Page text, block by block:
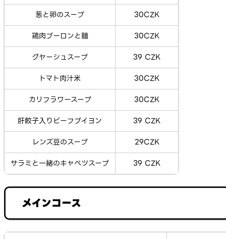
葱と卵のスープ
30CZK
鶏肉ブーロンと麺
30CZK
グヤーシュスープ
39 CZK
トマト肉汁米
30CZK
カリフラワースープ
30CZK
肝餃子入りビーフブイヨン
39 CZK
レンズ豆のスープ
29CZK
サラミと一緒のキャベツスープ
39 CZK
メインコース